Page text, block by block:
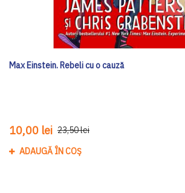
Max Einstein. Rebeli cu o cauză
10,00 lei 23,50 lei
ADAUGĂ ÎN COȘ